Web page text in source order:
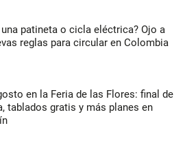
una patineta o cicla eléctrica? Ojo a
reglas para circular en Colombia
en la Feria de las Flores: final de
tablados gratis y más planes en